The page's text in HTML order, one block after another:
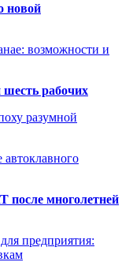
новой
возможности и
рабочих
разумной
после многолетней
предприятия: